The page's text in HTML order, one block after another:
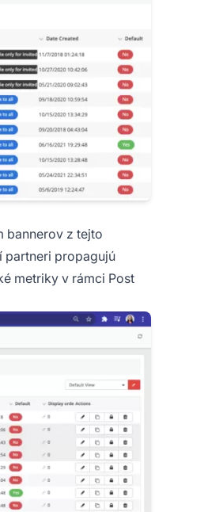
bannerov z tejto
partneri propagujú
metriky v rámci Post